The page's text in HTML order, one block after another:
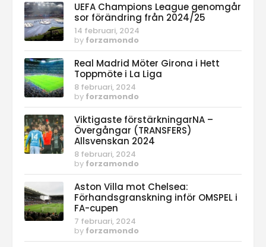
UEFA Champions League genomgår
sor förändring från 2024/25
14 februari, 2024
by forzamondo
Real Madrid Möter Girona i Hett
Toppmöte i La Liga
8 februari, 2024
by forzamondo
Viktigaste förstärkningarNA –
Övergångar (TRANSFERS)
Allsvenskan 2024
8 februari, 2024
by forzamondo
Aston Villa mot Chelsea:
Förhandsgranskning inför OMSPEL i
FA-cupen
7 februari, 2024
by forzamondo